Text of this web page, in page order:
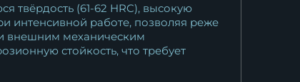
твёрдость (61-62 HRC), высокую
интенсивной работе, позволяя реже
внешним механическим
стойкость, что требует